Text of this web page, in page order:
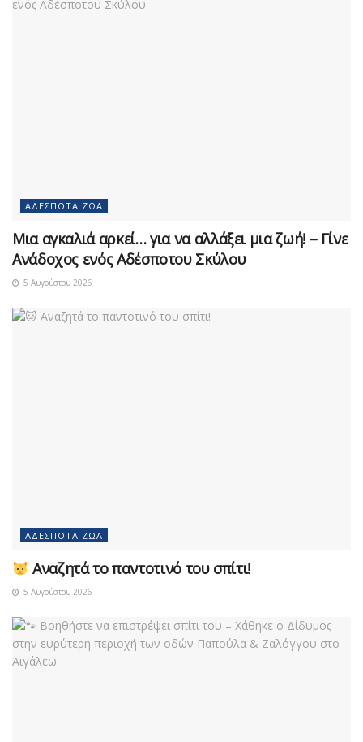
ΑΔΈΣΠΟΤΑ ΖΏΑ
Μια αγκαλιά αρκεί… για να αλλάξει μια ζωή! – Γίνε
Ανάδοχος ενός Αδέσποτου Σκύλου
5 Αυγούστου 2026
ΑΔΈΣΠΟΤΑ ΖΏΑ
Αναζητά το παντοτινό του σπίτι!
5 Αυγούστου 2026